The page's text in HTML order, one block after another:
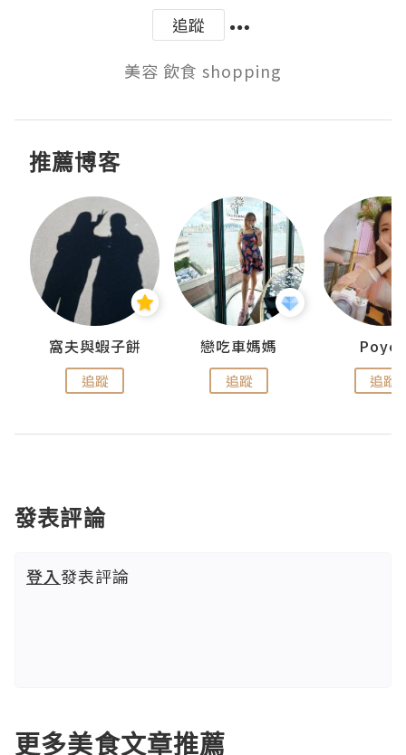
追蹤
美容 飲食 shopping
推薦博客
窩夫與蝦子餅
追蹤
戀吃車媽媽
追蹤 追蹤
發表評論
登入發表評論
更多美食文章推薦